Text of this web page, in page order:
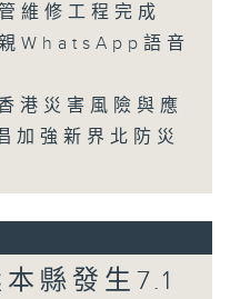
維修工程完成
WhatsApp語音
港災害風險與應
加強新界北防災
縣發生7.1